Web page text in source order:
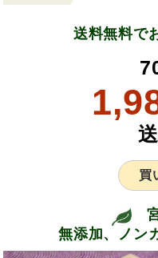
送料無料で
買
無添加、ノン